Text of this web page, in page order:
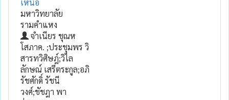
มหาวิทยาลัย
รามคำแหง
จำเนียร ชุณห
โสภาค. ;ประชุมพร วิ
สารทวิศิษฎ์;วิไล
ลักษณ์ เสรีตระกูล;อภิ
รัชศักดิ์ รัชนี
วงศ์;ชัชฎา พา